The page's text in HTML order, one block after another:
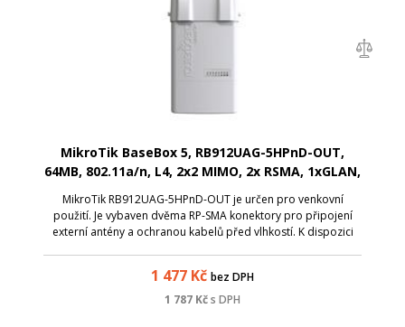
MikroTik BaseBox 5, RB912UAG-5HPnD-OUT,
64MB, 802.11a/n, L4, 2x2 MIMO, 2x RSMA, 1xGLAN,
MikroTik RB912UAG-5HPnD-OUT je určen pro venkovní
použití. Je vybaven dvěma RP-SMA konektory pro připojení
externí antény a ochranou kabelů před vlhkostí. K dispozici
1 477 Kč bez DPH
1 787 Kčs DPH